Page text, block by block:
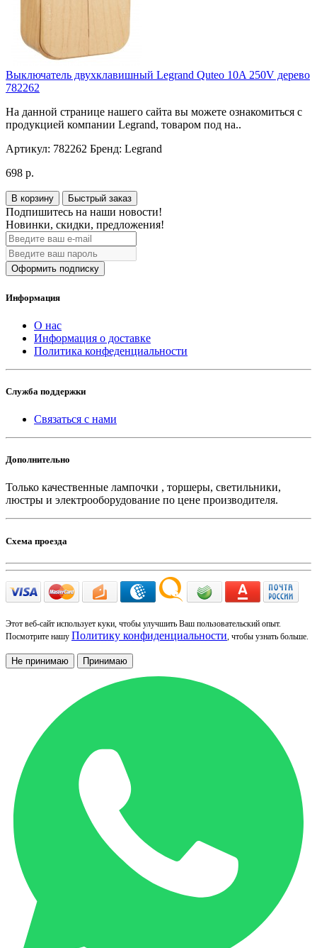
Выключатель двухклавишный Legrand Quteo 10A 250V дерево
782262
На данной странице нашего сайта вы можете ознакомиться с
продукцией компании Legrand, товаром под на..
Артикул: 782262 Бренд: Legrand
698 р.
В корзину Быстрый заказ
Подпишитесь на наши новости!
Новинки, скидки, предложения!
Оформить подписку
Информация
О нас
Информация о доставке
Политика конфеденциальности
Служба поддержки
Связаться с нами
Дополнительно
Только качественные лампочки , торшеры, светильники,
люстры и электрооборудование по цене производителя.
Схема проезда
Этот веб-сайт использует куки, чтобы улучшить Ваш пользовательский опыт.
Посмотрите нашу Политику конфиденциальности, чтобы узнать больше.
Не принимаю Принимаю